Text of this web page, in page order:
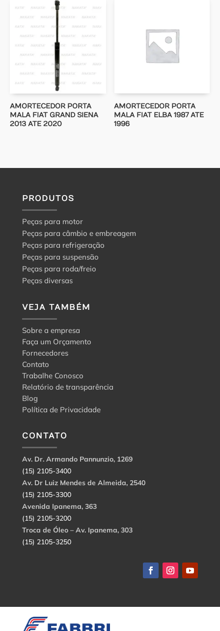
AMORTECEDOR PORTA
MALA FIAT GRAND SIENA
2013 ATE 2020
AMORTECEDOR PORTA
MALA FIAT ELBA 1987 ATE
1996
PRODUTOS
Peças para motor
Peças para câmbio e embreagem
Peças para refrigeração
Peças para suspensão
Peças para roda/freio
Peças diversas
VEJA TAMBÉM
Sobre a empresa
Faça um Orçamento
Fornecedores
Contato
Trabalhe Conosco
Relatório de transparência
Blog
Política de Privacidade
CONTATO
Av. Dr. Armando Pannunzio, 1269
(15) 2105-3400
Av. Dr Luiz Mendes de Almeida, 2540
(15) 2105-3300
Avenida Ipanema, 363
(15) 2105-3200
Troca de Óleo – Av. Ipanema, 303
(15) 2105-3250